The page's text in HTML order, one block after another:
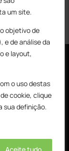
um site.
objetivo de
e de análise da
e layout,
o uso destas
cookie, clique
sua definição.
PESQUISAR
0